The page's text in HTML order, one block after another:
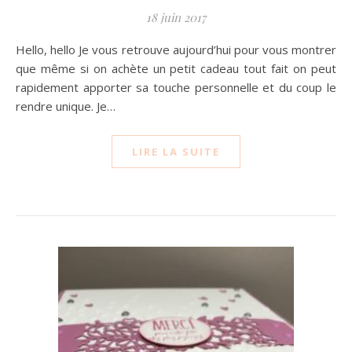
18 juin 2017
Hello, hello Je vous retrouve aujourd’hui pour vous montrer
que même si on achète un petit cadeau tout fait on peut
rapidement apporter sa touche personnelle et du coup le
rendre unique. Je…
LIRE LA SUITE